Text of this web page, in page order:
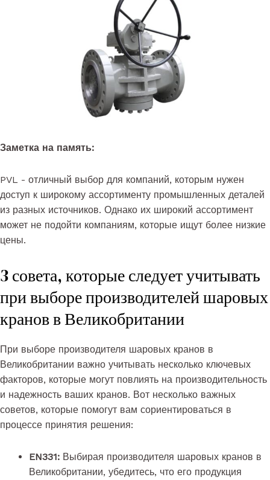
Заметка на память:
PVL - отличный выбор для компаний, которым нужен
доступ к широкому ассортименту промышленных деталей
из разных источников. Однако их широкий ассортимент
может не подойти компаниям, которые ищут более низкие
цены.
3 совета, которые следует учитывать
при выборе производителей шаровых
кранов в Великобритании
При выборе производителя шаровых кранов в
Великобритании важно учитывать несколько ключевых
факторов, которые могут повлиять на производительность
и надежность ваших кранов. Вот несколько важных
советов, которые помогут вам сориентироваться в
процессе принятия решения:
EN331: Выбирая производителя шаровых кранов в
Великобритании, убедитесь, что его продукция